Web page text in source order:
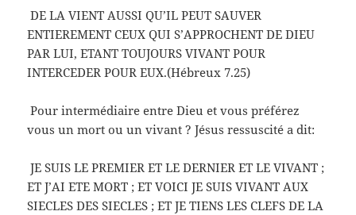
DE LA VIENT AUSSI QU’IL PEUT SAUVER
ENTIEREMENT CEUX QUI S’APPROCHENT DE DIEU
PAR LUI, ETANT TOUJOURS VIVANT POUR
INTERCEDER POUR EUX.(Hébreux 7.25)
Pour intermédiaire entre Dieu et vous préférez
vous un mort ou un vivant ? Jésus ressuscité a dit:
JE SUIS LE PREMIER ET LE DERNIER ET LE VIVANT ;
ET J’AI ETE MORT ; ET VOICI JE SUIS VIVANT AUX
SIECLES DES SIECLES ; ET JE TIENS LES CLEFS DE LA